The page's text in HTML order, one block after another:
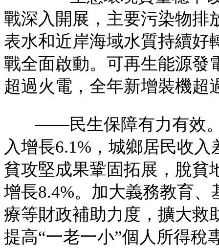
戰深入開展，主要污染物排
表水和近岸海域水質持續好
戰全面啟動。可再生能源發
超過火電，全年新增裝機超
——民生保障有力有效
入增長6.1%，城鄉居民收
貧攻堅成果鞏固拓展，脫貧
增長8.4%。加大義務教育
療等財政補助力度，擴大救
提高“一老一小”個人所得稅